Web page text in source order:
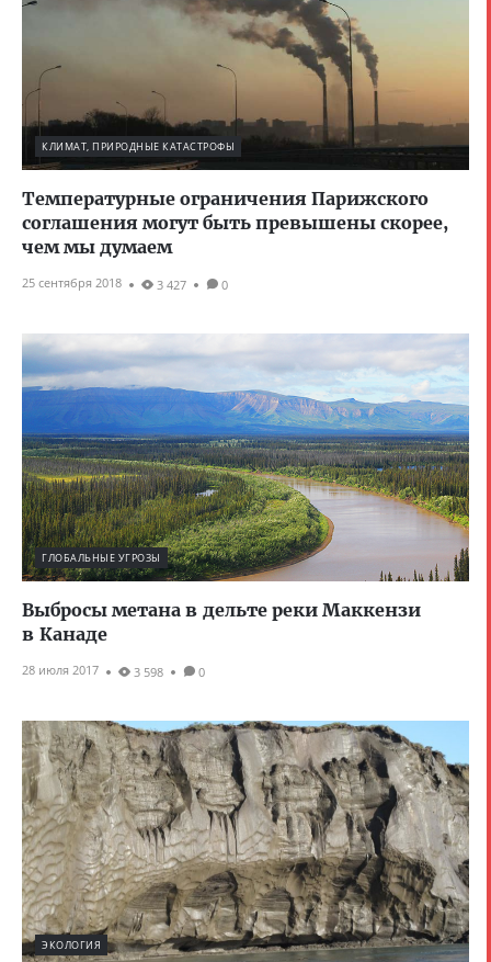
КЛИМАТ, ПРИРОДНЫЕ КАТАСТРОФЫ
Температурные ограничения Парижского
соглашения могут быть превышены скорее,
чем мы думаем
25 сентября 2018 3 427 0
ГЛОБАЛЬНЫЕ УГРОЗЫ
Выбросы метана в дельте реки Маккензи
в Канаде
28 июля 2017 3 598 0
ЭКОЛОГИЯ